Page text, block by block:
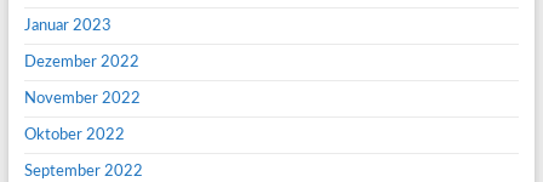
Januar 2023
Dezember 2022
November 2022
Oktober 2022
September 2022